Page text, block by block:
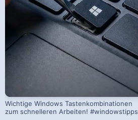
Wichtige Windows Tastenkombinationen
zum schnelleren Arbeiten! #windowstipps